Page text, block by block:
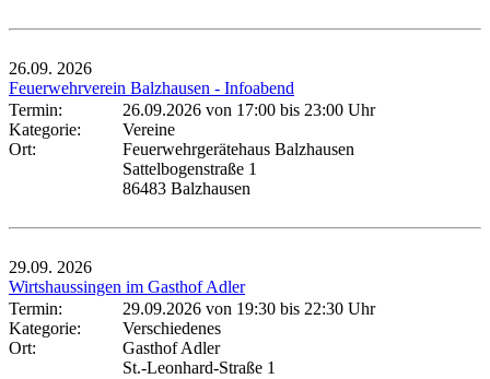
26.09. 2026
Feuerwehrverein Balzhausen - Infoabend
Termin:
26.09.2026 von 17:00 bis 23:00 Uhr
Kategorie:
Vereine
Ort:
Feuerwehrgerätehaus Balzhausen
Sattelbogenstraße 1
86483 Balzhausen
29.09. 2026
Wirtshaussingen im Gasthof Adler
Termin:
29.09.2026 von 19:30 bis 22:30 Uhr
Kategorie:
Verschiedenes
Ort:
Gasthof Adler
St.-Leonhard-Straße 1